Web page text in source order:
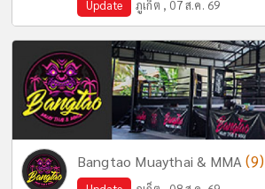
Update ภูเก็ต , 07 ส.ค. 69
Bangtao Muaythai & MMA(9)